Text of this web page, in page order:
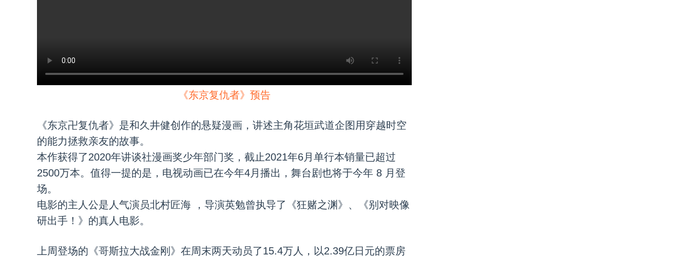
《东京复仇者》预告
《东京卍复仇者》是和久井健创作的悬疑漫画，讲述主角花垣武道企图用穿越时空
的能力拯救亲友的故事。
本作获得了2020年讲谈社漫画奖少年部门奖，截止2021年6月单行本销量已超过
2500万本。值得一提的是，电视动画已在今年4月播出，舞台剧也将于今年 8 月登
场。
电影的主人公是人气演员北村匠海 ，导演英勉曾执导了《狂赌之渊》、《别对映像
研出手！》的真人电影。
上周登场的《哥斯拉大战金刚》在周末两天动员了15.4万人，以2.39亿日元的票房